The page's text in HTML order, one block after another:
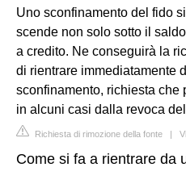
Uno sconfinamento del fido
scende non solo sotto il
a credito. Ne conseguirà la
di rientrare immediatamente
sconfinamento, richiesta che
in alcuni casi dalla revoca
Richiesta di rimozione della fonte |
Come si fa a rientrare da